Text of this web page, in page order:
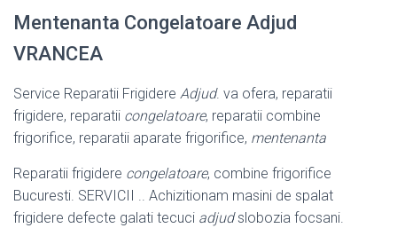
Mentenanta Congelatoare Adjud
VRANCEA
Service Reparatii Frigidere Adjud. va ofera, reparatii
frigidere, reparatii congelatoare, reparatii combine
frigorifice, reparatii aparate frigorifice, mentenanta
Reparatii frigidere congelatoare, combine frigorifice
Bucuresti. SERVICII .. Achizitionam masini de spalat
frigidere defecte galati tecuci adjudslobozia focsani.